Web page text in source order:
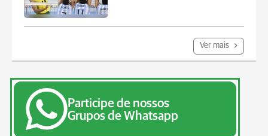
Ver mais
Participe de nossos
Grupos de Whatsapp